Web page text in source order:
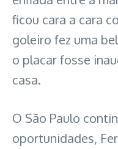
ficou cara a cara
goleiro fez uma
o placar fosse
casa.
O São Paulo
oportunidades,